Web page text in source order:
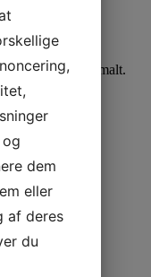
bruges optimalt.
dem
eller
af deres
du